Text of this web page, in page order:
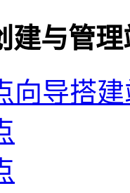
建与管理
向导搭